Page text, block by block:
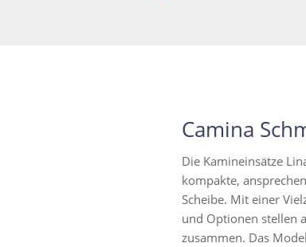
Camina
Die Kamineinsätze
kompakte,
Scheibe. Mit einer
und Optionen stellen
zusammen. Das